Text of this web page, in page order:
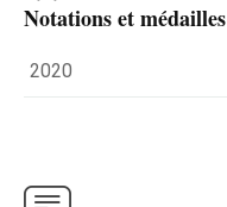
Notations et médailles
2020